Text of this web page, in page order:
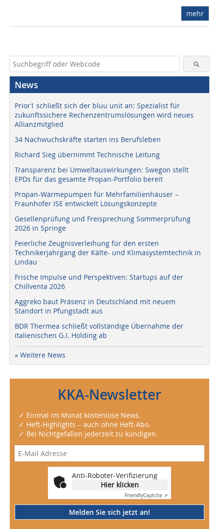
mehr
News
Prior1 schließt sich der bluu unit an: Spezialist für
zukunftssichere Rechenzentrumslösungen wird neues
Allianzmitglied
34 Nachwuchskräfte starten ins Berufsleben
Richard Sieg übernimmt Technische Leitung
Transparenz bei Umweltauswirkungen: Swegon stellt
EPDs für das gesamte Propan-Portfolio bereit
Propan-Wärmepumpen für Mehrfamilienhäuser –
Fraunhofer ISE entwickelt Lösungskonzepte
Gesellenprüfung und Freisprechung Sommerprüfung
2026 in Springe
Feierliche Zeugnisverleihung für den ersten
Technikerjahrgang der Kälte- und Klimasystemtechnik in
Lindau
Frische Impulse und Perspektiven: Startups auf der
Chillventa 2026
Aggreko baut Präsenz in Deutschland mit neuem
Standort in Pfungstadt aus
BDR Thermea schließt vollständige Übernahme der
italienischen G.I. Holding ab
» Weitere News
KKA-Newsletter
✓ Einmal im Monat kostenlose News.
✓ Heft-Highlights – auch ohne Heft-Abo.
✓ Bei Nichtgefallen jederzeit zu kündigen.
Anti-Roboter-Verifizierung
Hier klicken
FriendlyCaptcha ⇗
Melden Sie sich jetzt an!